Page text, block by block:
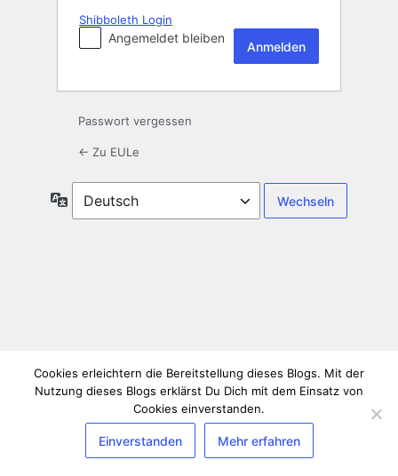
Shibboleth Login
Angemeldet bleiben
Passwort vergessen
← Zu EULe
Sprache
Cookies erleichtern die Bereitstellung dieses Blogs. Mit der
Nutzung dieses Blogs erklärst Du Dich mit dem Einsatz von
Cookies einverstanden.
Einverstanden Mehr erfahren